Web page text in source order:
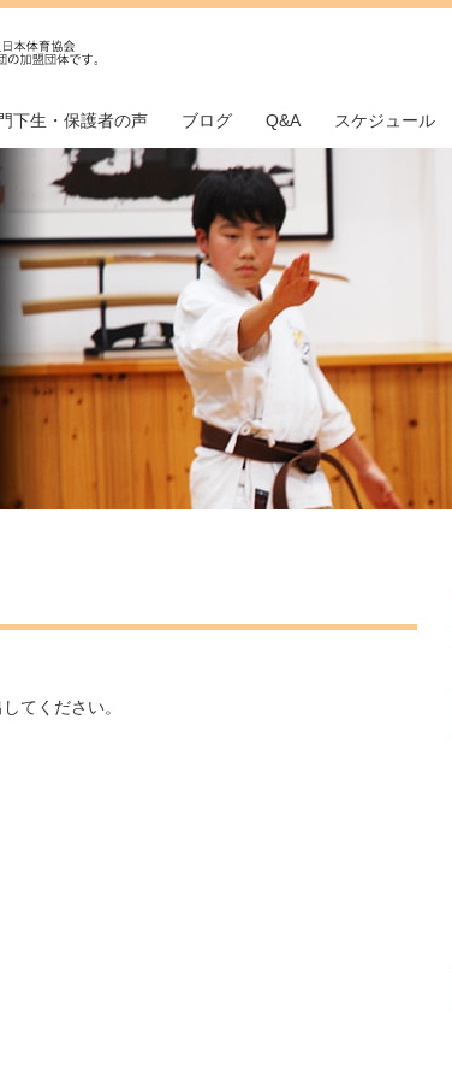
門下生・保護者の声 ブログ Q&A スケジュール
てください。